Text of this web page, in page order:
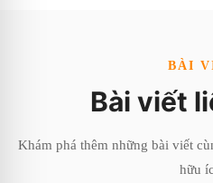
BÀI
Bài viết
Khám phá thêm những bài viết
hữu